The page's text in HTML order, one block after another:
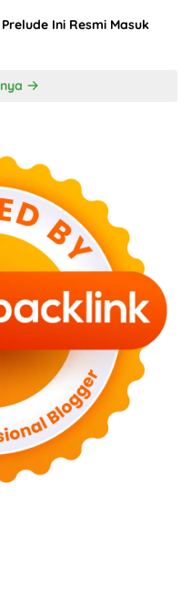
Ini Resmi Masuk